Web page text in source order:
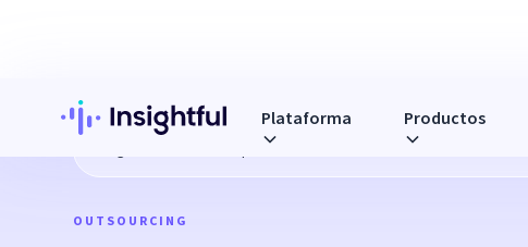
Plataforma Productos
Desentrañar el potencial de la subcontratación de
OUTSOURCING